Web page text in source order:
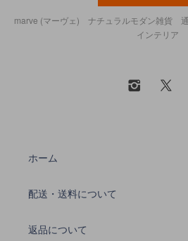
marve (マーヴェ) ナチュラルモダン雑貨
インテリア
ホーム
配送・送料について
返品について